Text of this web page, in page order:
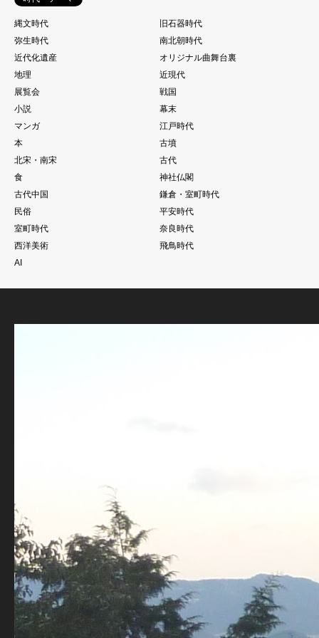
縄文時代
旧石器時代
弥生時代
南北朝時代
近代化遺産
オリジナル曲舞台裏
地理
近現代
展覧会
戦国
小説
幕末
マンガ
江戸時代
本
古墳
北宋・南宋
古代
食
神社仏閣
古代中国
鎌倉・室町時代
民俗
平安時代
室町時代
奈良時代
西洋美術
飛鳥時代
AI